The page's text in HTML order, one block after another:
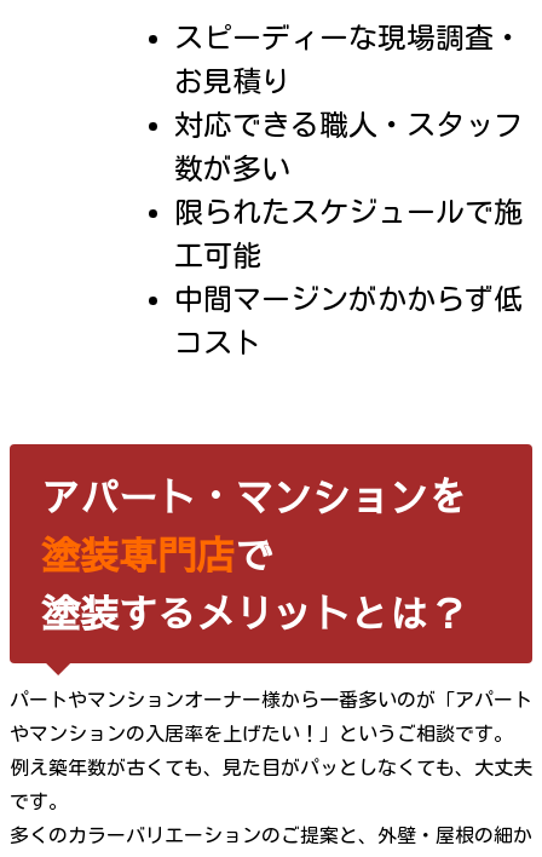
スピーディーな現場調査・
お見積り
対応できる職人・スタッフ
数が多い
限られたスケジュールで施
工可能
中間マージンがかからず低
コスト
アパート・マンションを
塗装専門店で
塗装するメリットとは？
パートやマンションオーナー様から一番多いのが「アパート
やマンションの入居率を上げたい！」というご相談です。
例え築年数が古くても、見た目がパッとしなくても、大丈夫
です。
多くのカラーバリエーションのご提案と、外壁・屋根の細か